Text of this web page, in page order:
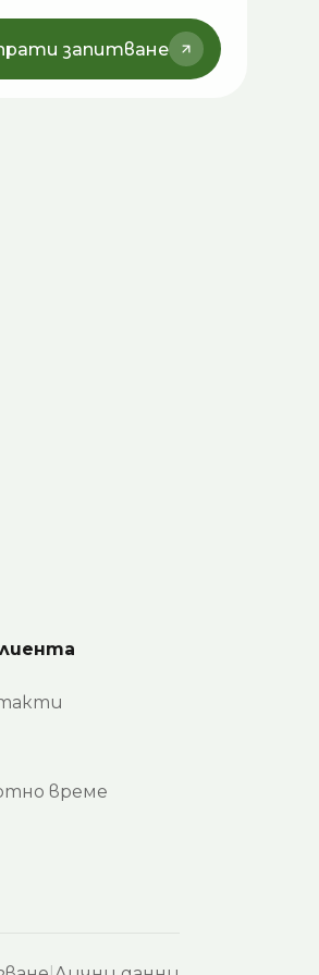
запитване
време